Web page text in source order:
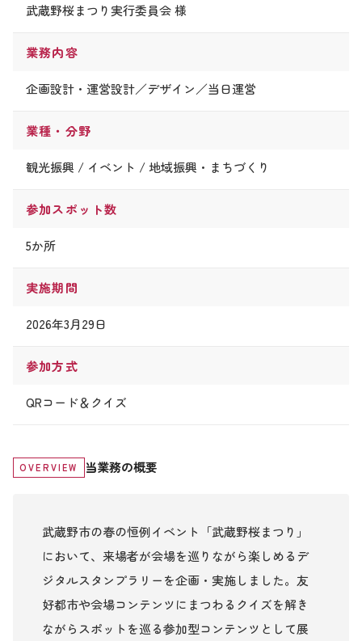
武蔵野桜まつり実行委員会 様
業務内容
企画設計・運営設計／デザイン／当日運営
業種・分野
観光振興 / イベント / 地域振興・まちづくり
参加スポット数
5か所
実施期間
2026年3月29日
参加方式
QRコード＆クイズ
OVERVIEW 当業務の概要
武蔵野市の春の恒例イベント「武蔵野桜まつり」
において、来場者が会場を巡りながら楽しめるデ
ジタルスタンプラリーを企画・実施しました。友
好都市や会場コンテンツにまつわるクイズを解き
ながらスポットを巡る参加型コンテンツとして展